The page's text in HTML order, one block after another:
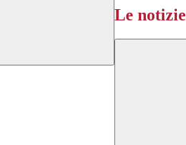
Le notizie